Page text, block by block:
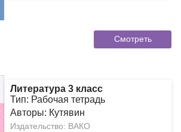
Смотреть
Литература 3 класс
Тип: Рабочая тетрадь
Авторы: Кутявин
Издательство: ВАКО